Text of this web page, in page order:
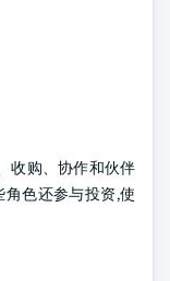
收购、协作和伙伴
色还参与投资,使